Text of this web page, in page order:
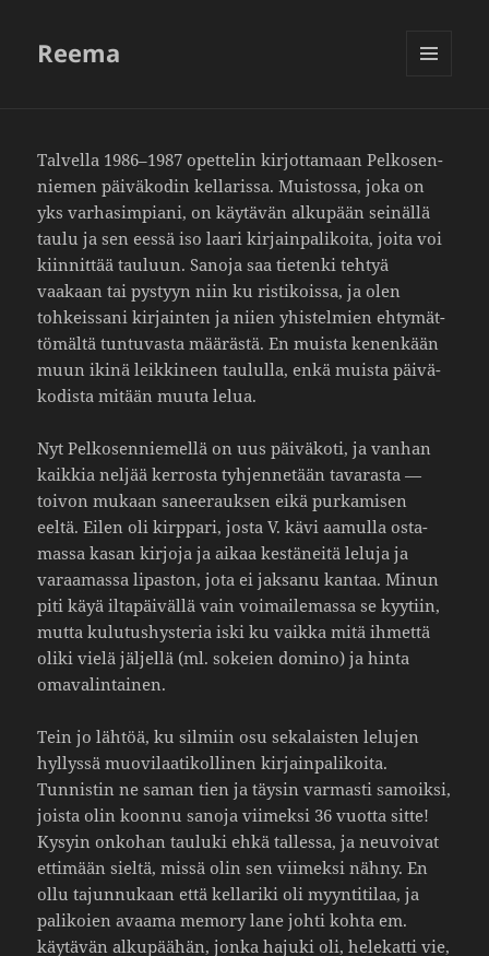
Reema
Talvella 1986–1987 opet­telin kirjot­ta­maan Pelko­sen­
niemen päivä­kodin kella­rissa. Muis­tossa, joka on
yks varha­sim­piani, on käytävän alku­pään seinällä
taulu ja sen eessä iso laari kirjain­pa­li­koita, joita voi
kiin­nittää tauluun. Sanoja saa tietenki tehtyä
vaakaan tai pystyyn niin ku risti­koissa, ja olen
tohkeis­sani kirjainten ja niien yhis­tel­mien ehty­mät­
tö­mältä tuntu­vasta määrästä. En muista kenen­kään
muun ikinä leik­ki­neen taululla, enkä muista päivä­
ko­dista mitään muuta lelua.
Nyt Pelko­sen­nie­mellä on uus päivä­koti, ja vanhan
kaikkia neljää kerrosta tyhjen­ne­tään tava­rasta —
toivon mukaan sanee­rauksen eikä purka­misen
eeltä. Eilen oli kirp­pari, josta V. kävi aamulla osta­
massa kasan kirjoja ja aikaa kestä­neitä leluja ja
varaa­massa lipaston, jota ei jaksanu kantaa. Minun
piti käyä ilta­päi­vällä vain voimai­le­massa se kyytiin,
mutta kulu­tus­hys­teria iski ku vaikka mitä ihmettä
oliki vielä jäljellä (ml. sokeien domino) ja hinta
omava­lin­tainen.
Tein jo lähtöä, ku silmiin osu seka­laisten lelujen
hyllyssä muovi­laa­ti­kol­linen kirjain­pa­li­koita.
Tunnistin ne saman tien ja täysin varmasti samoiksi,
joista olin koonnu sanoja viimeksi 36 vuotta sitte!
Kysyin onkohan tauluki ehkä tallessa, ja neuvoivat
etti­mään sieltä, missä olin sen viimeksi nähny. En
ollu tajun­nu­kaan että kella­riki oli myyn­ti­tilaa, ja
pali­koien avaama memory lane johti kohta em.
käytävän alku­päähän, jonka hajuki oli, hele­katti vie,